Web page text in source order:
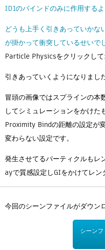
ID1のバインドのみに作用するよ
どうも上手く引きあっていか
が掛かって衝突しているせいで
Particle Physicsをクリックして
引きあっていくようになりました
冒頭の画像ではスプラインの本
してシミュレーションをかけた
Proximity Bindの距離の設定が
変わらない設定です。
発生させてるパーティクルもレ
ayで質感設定しGIをかけてレン
今回のシーンファイルがダウン
シーン